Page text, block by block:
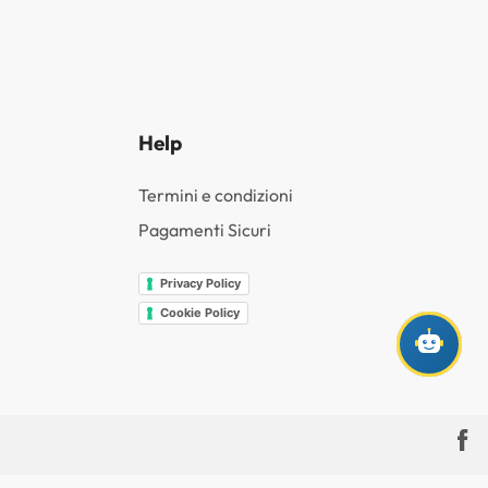
Help
Termini e condizioni
Pagamenti Sicuri
Privacy Policy
Cookie Policy